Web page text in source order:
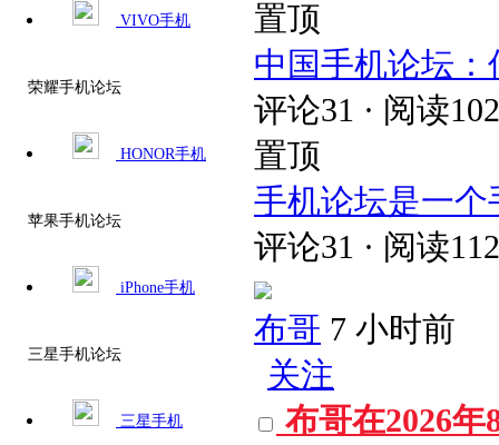
VIVO手机
荣耀手机论坛
HONOR手机
苹果手机论坛
iPhone手机
三星手机论坛
三星手机
置顶
中国手机论坛
评论31 · 阅读
置顶
手机论坛是一
评论31 · 阅读
布哥 7 小时前
关注
布哥在2026